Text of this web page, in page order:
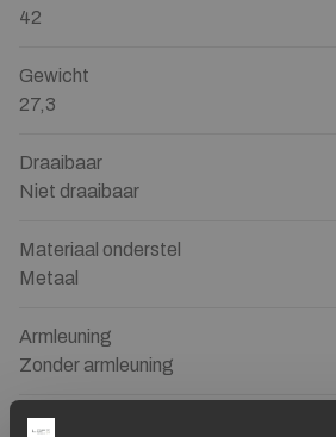
42
Gewicht
27,3
Draaibaar
Niet draaibaar
Materiaal onderstel
Metaal
Armleuning
Zonder armleuning
Merk